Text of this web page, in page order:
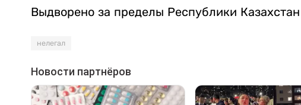
Выдворено за пределы Республики
нелегал